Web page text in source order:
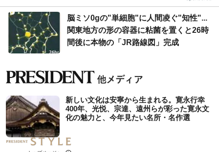
脳ミソ0gの"単細胞"に人間凌ぐ"知性"...
関東地方の形の容器に粘菌を置くと26時
間後に本物の「JR路線図」完成
新しい文化は安寧から生まれる。寛永行幸
400年、光悦、宗達、遠州らが彩った寛永文
化の魅力と、今年見たい名所・名作選